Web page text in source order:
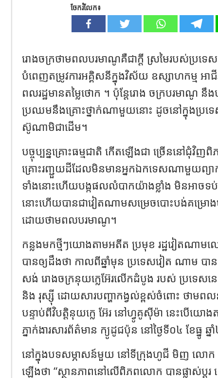
ចែករំលែក៖
រោងចក្រថាមពលបរមាណូគឺជាក្តី ស្រមៃរបស់ប្រទេស
បំពេញតម្រូវការអគ្គិសនីក្នុងវិស័យ ឧស្សាហកម្ម អាជី
ពលរដ្ឋមានតម្លៃថោក ។ ប៉ុន្តែរោង ចក្របរមាណូ នឹ
ប្រឈមនឹងគ្រោះថ្នាក់ណាមួយនោះ ដូចនៅក្នុងប្រ
ស៊ូណាមិជាដើម។
បច្ចុប្បន្នគ្រោះធម្មជាតិ កើតឡើងជា ច្រើននៅជុំ
គ្រោះរញ្ជួយដីដែលមិនមានអ្នកឯកទេសណាមួយព្យ
ទាំងនោះហើយបង្កផលលំបាកយ៉ាងខ្លាំង មិនអាចទ
នោះហើយបានជាវៀតណាមសម្រេចបោះបង់គម្រោងប
ដោយថាមពលបរមាណូ។
កន្លងមកថ្មីៗយោងតាមអតីត ប្រមុខ រដ្ឋវៀតណាម
បានឲ្យដឹងថា កាលពីឆ្នាំមុន ប្រទេសវៀត ណាម ប
សង់ រោងចក្រនុយក្លេអ៊ែរលើកដំបូង របស់ ប្រទេ
និង រុស្ស៊ី ដោយសារបញ្ហាកង្វល់ខ្ពស់ចំពោះ ថាមពល
បន្ទាប់ពីវិបត្តិនុយក្លេ អ៊ែរ នៅហ្វូគូស៊ីម៉ា នេះបើយោ
ភ្នាក់ងារសារព័ត៌មាន ក្យូដូជប៉ុន នៅថ្ងៃទី០៤ ខែធ្នូ ឆ្
នៅក្នុងបទសម្ភាសន៍មួយ នៅទីក្រុងហូជី មិញ លោក
ឡើងថា “ស្ថានភាពនៅលើពិភពលោក បានផ្លាស់ប្តូរ